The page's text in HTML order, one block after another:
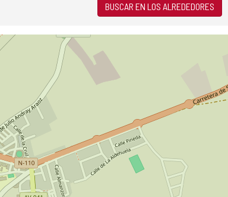
BUSCAR EN LOS ALREDEDORES